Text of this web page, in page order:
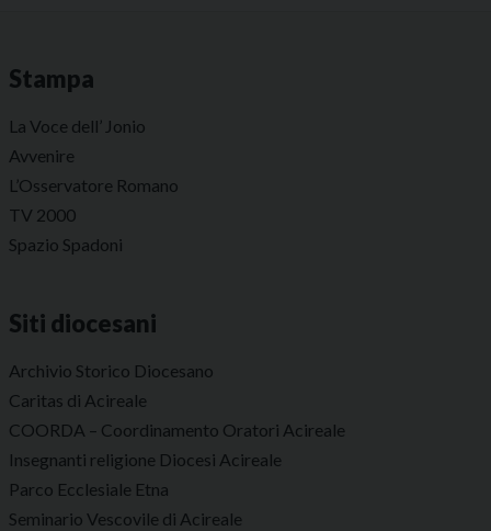
Stampa
La Voce dell’ Jonio
Avvenire
L’Osservatore Romano
TV 2000
Spazio Spadoni
Siti diocesani
Archivio Storico Diocesano
Caritas di Acireale
COORDA – Coordinamento Oratori Acireale
Insegnanti religione Diocesi Acireale
Parco Ecclesiale Etna
Seminario Vescovile di Acireale